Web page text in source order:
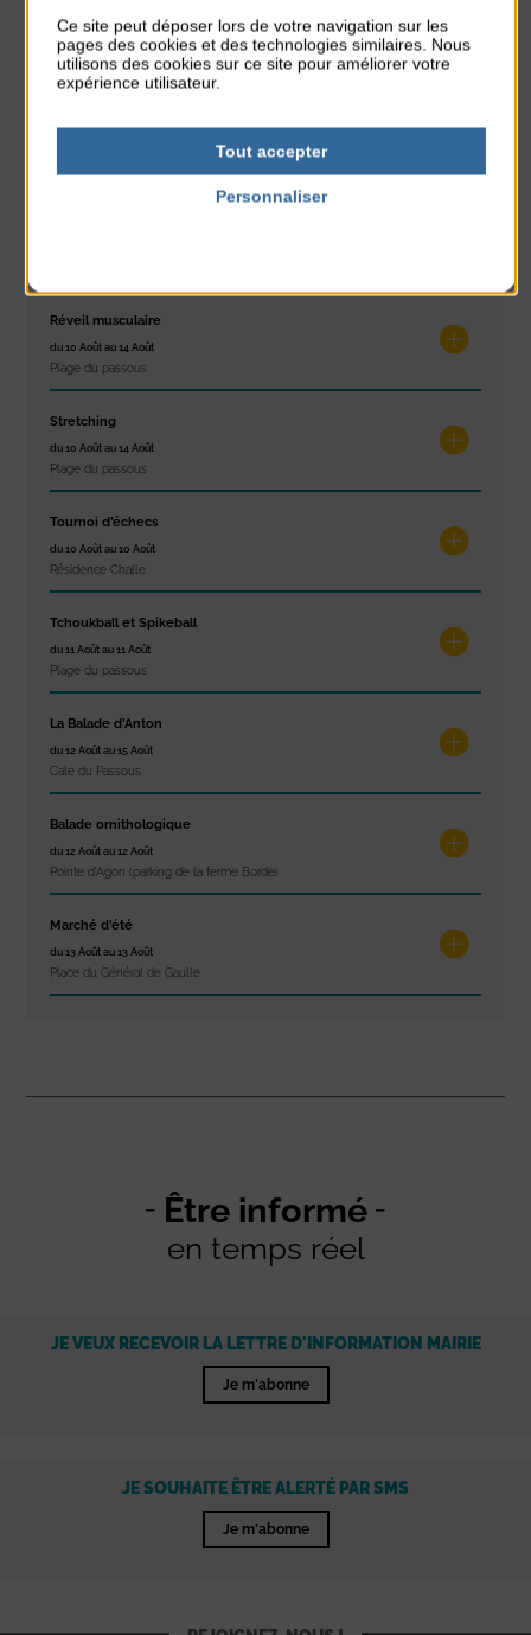
Glisse & Environnement
du 9 Août au 9 Août
Place du Général de Gaulle
Réveil musculaire
du 10 Août au 14 Août
Plage du passous
Stretching
du 10 Août au 14 Août
Plage du passous
Tournoi d’échecs
du 10 Août au 10 Août
Résidence Challe
Tchoukball et Spikeball
du 11 Août au 11 Août
Plage du passous
La Balade d’Anton
du 12 Août au 15 Août
Cale du Passous
Balade ornithologique
du 12 Août au 12 Août
Pointe d'Agon (parking de la ferme Borde)
Marché d’été
du 13 Août au 13 Août
Place du Général de Gaulle
Être informé
en temps réel
JE VEUX RECEVOIR LA LETTRE D'INFORMATION MAIRIE
Je m'abonne
JE SOUHAITE ÊTRE ALERTÉ PAR SMS
Je m'abonne
Ce site peut déposer lors de votre navigation sur les
pages des cookies et des technologies similaires. Nous
utilisons des cookies sur ce site pour améliorer votre
expérience utilisateur.
Tout accepter
Personnaliser